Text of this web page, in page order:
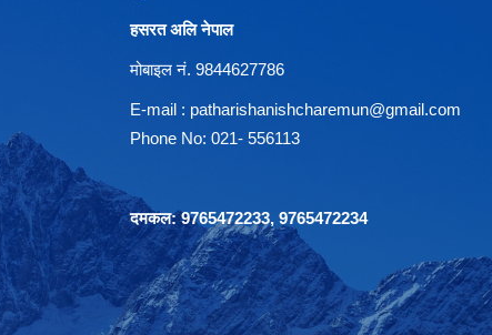
हसरत अलि नेपाल
मोबाइल नं. 9844627786
E-mail : patharishanishcharemun@gmail.com
Phone No: 021- 556113
दमकल: 9765472233, 9765472234